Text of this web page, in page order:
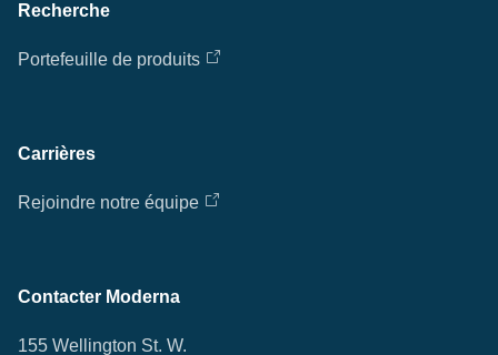
Recherche
Portefeuille de produits
Carrières
Rejoindre notre équipe
Contacter Moderna
155 Wellington St. W.